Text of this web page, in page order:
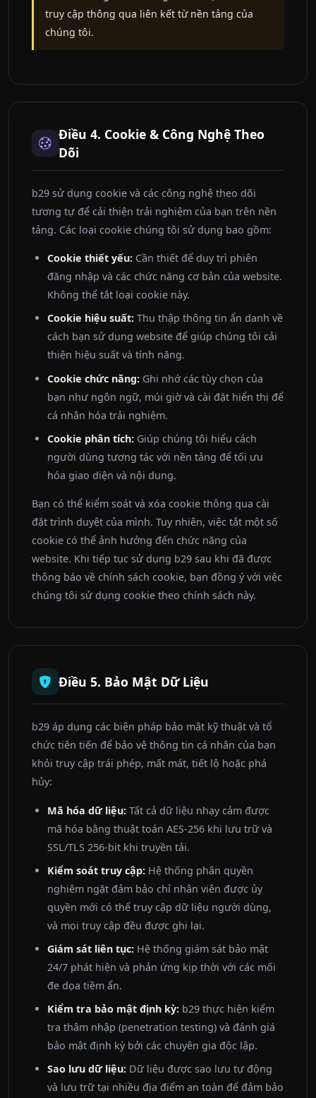
truy cập thông qua liên kết từ nền tảng của
chúng tôi.
Điều 4. Cookie & Công Nghệ Theo
Dõi
b29 sử dụng cookie và các công nghệ theo dõi
tương tự để cải thiện trải nghiệm của bạn trên nền
tảng. Các loại cookie chúng tôi sử dụng bao gồm:
Cookie thiết yếu: Cần thiết để duy trì phiên
đăng nhập và các chức năng cơ bản của website.
Không thể tắt loại cookie này.
Cookie hiệu suất: Thu thập thông tin ẩn danh về
cách bạn sử dụng website để giúp chúng tôi cải
thiện hiệu suất và tính năng.
Cookie chức năng: Ghi nhớ các tùy chọn của
bạn như ngôn ngữ, múi giờ và cài đặt hiển thị để
cá nhân hóa trải nghiệm.
Cookie phân tích: Giúp chúng tôi hiểu cách
người dùng tương tác với nền tảng để tối ưu
hóa giao diện và nội dung.
Bạn có thể kiểm soát và xóa cookie thông qua cài
đặt trình duyệt của mình. Tuy nhiên, việc tắt một số
cookie có thể ảnh hưởng đến chức năng của
website. Khi tiếp tục sử dụng b29 sau khi đã được
thông báo về chính sách cookie, bạn đồng ý với việc
chúng tôi sử dụng cookie theo chính sách này.
Điều 5. Bảo Mật Dữ Liệu
b29 áp dụng các biện pháp bảo mật kỹ thuật và tổ
chức tiên tiến để bảo vệ thông tin cá nhân của bạn
khỏi truy cập trái phép, mất mát, tiết lộ hoặc phá
hủy:
Mã hóa dữ liệu: Tất cả dữ liệu nhạy cảm được
mã hóa bằng thuật toán AES-256 khi lưu trữ và
SSL/TLS 256-bit khi truyền tải.
Kiểm soát truy cập: Hệ thống phân quyền
nghiêm ngặt đảm bảo chỉ nhân viên được ủy
quyền mới có thể truy cập dữ liệu người dùng,
và mọi truy cập đều được ghi lại.
Giám sát liên tục: Hệ thống giám sát bảo mật
24/7 phát hiện và phản ứng kịp thời với các mối
đe dọa tiềm ẩn.
Kiểm tra bảo mật định kỳ: b29 thực hiện kiểm
tra thâm nhập (penetration testing) và đánh giá
bảo mật định kỳ bởi các chuyên gia độc lập.
Sao lưu dữ liệu: Dữ liệu được sao lưu tự động
và lưu trữ tại nhiều địa điểm an toàn để đảm bảo